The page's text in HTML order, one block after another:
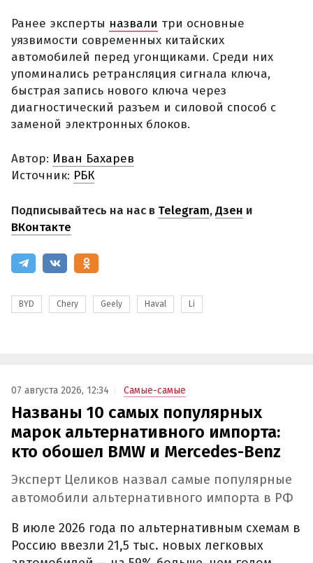
Ранее эксперты назвали три основные
уязвимости современных китайских
автомобилей перед угонщиками. Среди них
упоминались ретрансляция сигнала ключа,
быстрая запись нового ключа через
диагностический разъем и силовой способ с
заменой электронных блоков.
Автор: Иван Бахарев
Источник: РБК
Подписывайтесь на нас в Telegram,Дзен и
ВКонтакте
BYD Chery Geely Haval Li
07 августа 2026, 12:34 Самые-самые
Названы 10 самых популярных
марок альтернативного импорта:
кто обошел BMW и Mercedes-Benz
Эксперт Целиков назвал самые популярные
автомобили альтернативного импорта в РФ
В июле 2026 года по альтернативным схемам в
Россию ввезли 21,5 тыс. новых легковых